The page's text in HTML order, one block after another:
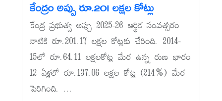
కేంద్రం అప్పు రూ.201 లక్షల కోట్లు
కేంద్ర ప్రభుత్వ అప్పు 2025-26 ఆర్థిక సంవత్సరం
నాటికి రూ.201.17 లక్షల కోట్లకు చేరింది. 2014-
15లో రూ.64.11 లక్షలకోట్ల మేర ఉన్న రుణ భారం
12 ఏళ్లలో రూ.137.06 లక్షల కోట్ల (214%) మేర
పెరిగింది. ...